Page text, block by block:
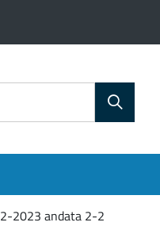
2023 andata 2-2